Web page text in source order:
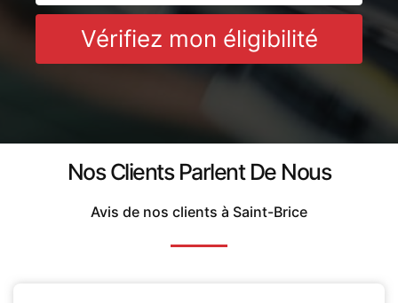
Vérifiez mon éligibilité
Nos Clients Parlent De Nous
Avis de nos clients à Saint-Brice